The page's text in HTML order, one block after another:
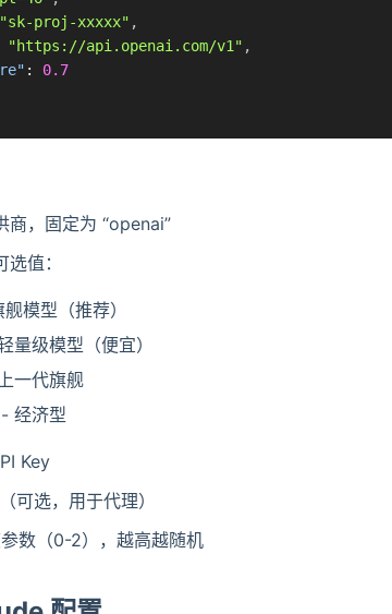
"sk-proj-xxxxx" ,
"https://api.openai.com/v1" ,
:
0.7
商，固定为 “openai”
值：
模型（推荐）
量级模型（便宜）
一代旗舰
- 经济型
Key
可选，用于代理）
数（0-2），越高越随机